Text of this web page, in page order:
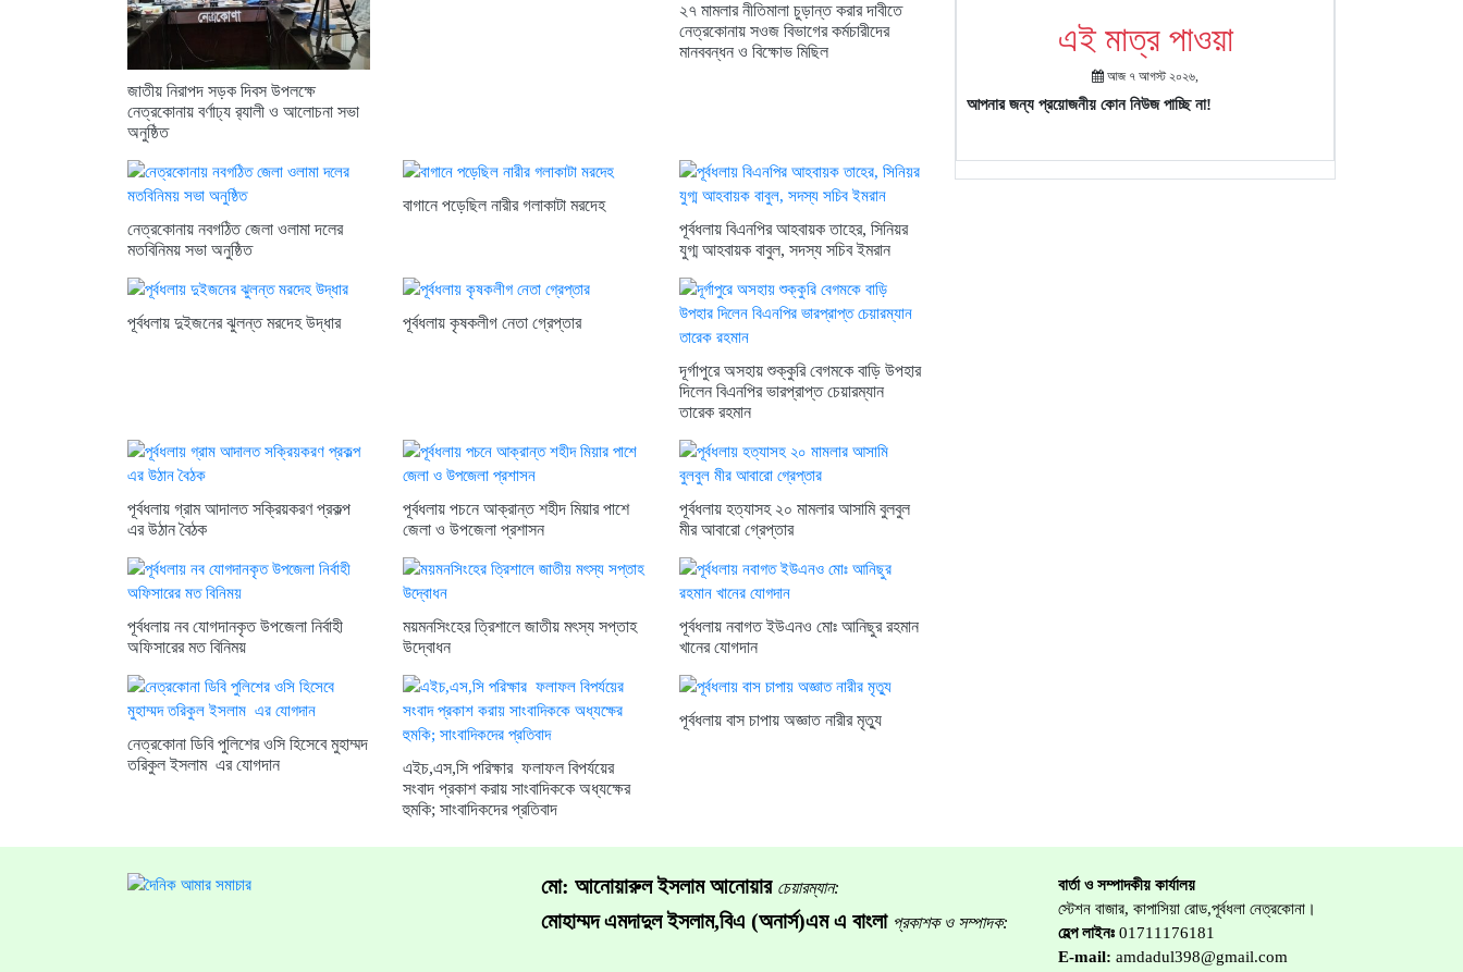
জাতীয় নিরাপদ সড়ক দিবস উপলক্ষে
নেত্রকোনায় বর্ণাঢ্য র‍্যালী ও আলোচনা সভা
অনুষ্ঠিত
২৭ মামলার নীতিমালা চুড়ান্ত করার দাবীতে
নেত্রকোনায় সওজ বিভাগের কর্মচারীদের
মানববন্ধন ও বিক্ষোভ মিছিল
নেত্রকোনায় নবগঠিত জেলা ওলামা দলের
মতবিনিময় সভা অনুষ্ঠিত
বাগানে পড়েছিল নারীর গলাকাটা মরদেহ
পূর্বধলায় বিএনপির আহবায়ক তাহের, সিনিয়র
যুগ্ম আহবায়ক বাবুল, সদস্য সচিব ইমরান
পূর্বধলায় দুইজনের ঝুলন্ত মরদেহ উদ্ধার পূর্বধলায় কৃষকলীগ নেতা গ্রেপ্তার
দূর্গাপুরে অসহায় শুক্কুরি বেগমকে বাড়ি উপহার
দিলেন বিএনপির ভারপ্রাপ্ত চেয়ারম্যান
তারেক রহমান
পূর্বধলায় গ্রাম আদালত সক্রিয়করণ প্রকল্প
এর উঠান বৈঠক
পূর্বধলায় পচনে আক্রান্ত শহীদ মিয়ার পাশে
জেলা ও উপজেলা প্রশাসন
পূর্বধলায় হত্যাসহ ২০ মামলার আসামি বুলবুল
মীর আবারো গ্রেপ্তার
পূর্বধলায় নব যোগদানকৃত উপজেলা নির্বাহী
অফিসারের মত বিনিময়
ময়মনসিংহের ত্রিশালে জাতীয় মৎস্য সপ্তাহ
উদ্বোধন
পূর্বধলায় নবাগত ইউএনও মোঃ আনিছুর রহমান
খানের যোগদান
নেত্রকোনা ডিবি পুলিশের ওসি হিসেবে মুহাম্মদ
তরিকুল ইসলাম এর যোগদান
এইচ,এস,সি পরিক্ষার ফলাফল বিপর্যয়ের
সংবাদ প্রকাশ করায় সাংবাদিককে অধ্যক্ষের
হুমকি; সাংবাদিকদের প্রতিবাদ
পূর্বধলায় বাস চাপায় অজ্ঞাত নারীর মৃত্যু
এই মাত্র পাওয়া
আজ ৭ আগস্ট ২০২৬,
আপনার জন্য প্রয়োজনীয় কোন নিউজ পাচ্ছি না!
মো: আনোয়ারুল ইসলাম আনোয়ার চেয়ারম্যান:
মোহাম্মদ এমদাদুল ইসলাম,বিএ (অনার্স)এম এ বাংলা প্রকাশক ও সম্পাদক:
বার্তা ও সম্পাদকীয় কার্যালয়
স্টেশন বাজার, কাপাসিয়া রোড,পূর্বধলা নেত্রকোনা।
হেল্প লাইনঃ 01711176181
E-mail: amdadul398@gmail.com